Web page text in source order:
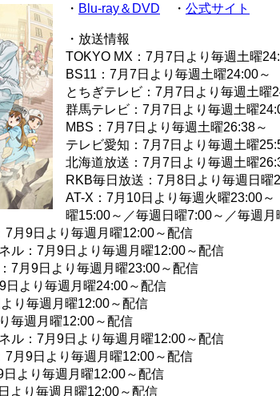
・ Blu-ray＆DVD ・ 公式サイト
・放送情報
TOKYO MX：7月7日より毎週土曜
BS11：7月7日より毎週土曜24:00～
とちぎテレビ：7月7日より毎週土曜
群馬テレビ：7月7日より毎週土曜
MBS：7月7日より毎週土曜26:38～
テレビ愛知：7月7日より毎週土曜
北海道放送：7月7日より毎週土曜
RKB毎日放送：7月8日より毎週日曜
AT-X：7月10日より毎週火曜23:00
曜15:00～／毎週日曜7:00～／毎週月
7月9日より毎週月曜12:00～配信
ル：7月9日より毎週月曜12:00～配信
7月9日より毎週月曜23:00～配信
日より毎週月曜24:00～配信
り毎週月曜12:00～配信
毎週月曜12:00～配信
ル：7月9日より毎週月曜12:00～配信
7月9日より毎週月曜12:00～配信
より毎週月曜12:00～配信
より毎週月曜12:00～配信